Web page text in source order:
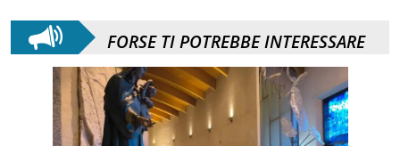
FORSE TI POTREBBE INTERESSARE